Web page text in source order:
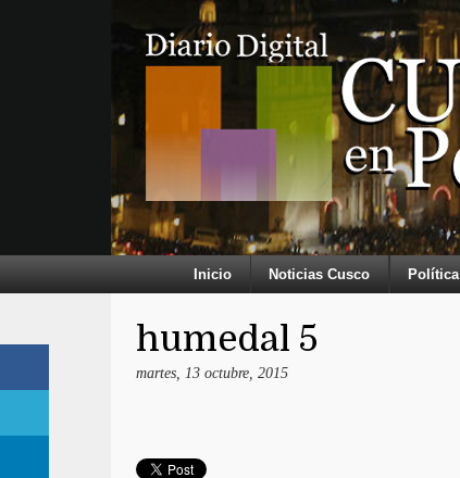
Inicio Noticias Cusco Política
humedal 5
martes, 13 octubre, 2015